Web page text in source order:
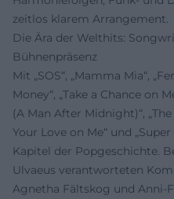
zeitlos klarem Arrangement.
Die Ära der Welthits:
Bühnenpräsenz
Mit „SOS“, „Mamma Mia“,
Money“, „Take a Chance on
(A Man After Midnight)“,
Your Love on Me“ und
Kapitel der Popgeschichte.
Ulvaeus verantworteten
Agnetha Fältskog und Anni-